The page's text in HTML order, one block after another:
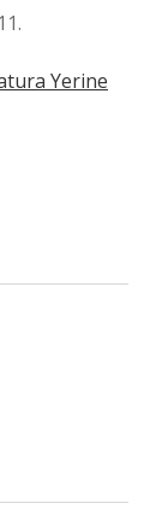
Yerine